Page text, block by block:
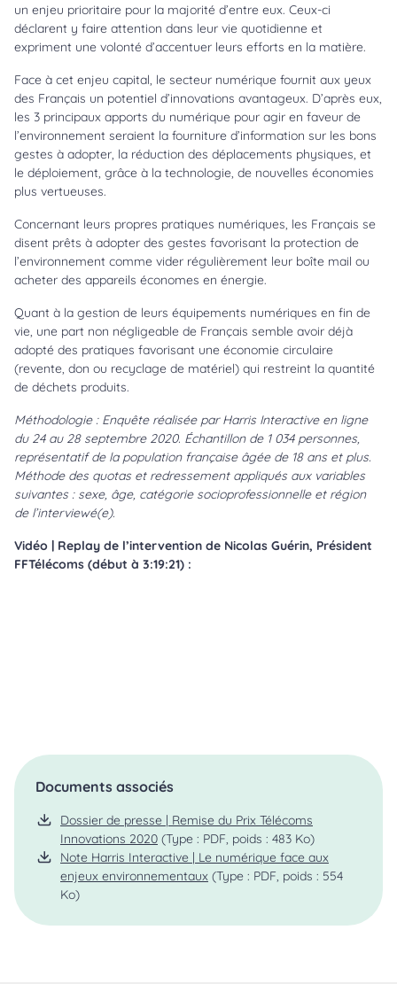
un enjeu prioritaire pour la majorité d’entre eux. Ceux-ci
déclarent y faire attention dans leur vie quotidienne et
expriment une volonté d’accentuer leurs efforts en la matière.
Face à cet enjeu capital, le secteur numérique fournit aux yeux
des Français un potentiel d’innovations avantageux. D’après eux,
les 3 principaux apports du numérique pour agir en faveur de
l’environnement seraient la fourniture d’information sur les bons
gestes à adopter, la réduction des déplacements physiques, et
le déploiement, grâce à la technologie, de nouvelles économies
plus vertueuses.
Concernant leurs propres pratiques numériques, les Français se
disent prêts à adopter des gestes favorisant la protection de
l’environnement comme vider régulièrement leur boîte mail ou
acheter des appareils économes en énergie.
Quant à la gestion de leurs équipements numériques en fin de
vie, une part non négligeable de Français semble avoir déjà
adopté des pratiques favorisant une économie circulaire
(revente, don ou recyclage de matériel) qui restreint la quantité
de déchets produits.
Méthodologie : Enquête réalisée par Harris Interactive en ligne
du 24 au 28 septembre 2020. Échantillon de 1 034 personnes,
représentatif de la population française âgée de 18 ans et plus.
Méthode des quotas et redressement appliqués aux variables
suivantes : sexe, âge, catégorie socioprofessionnelle et région
de l’interviewé(e).
Vidéo | Replay de l’intervention de Nicolas Guérin, Président
FFTélécoms (début à 3:19:21) :
Documents associés
Dossier de presse | Remise du Prix Télécoms
Innovations 2020 (Type : PDF, poids : 483 Ko)
Note Harris Interactive | Le numérique face aux
enjeux environnementaux (Type : PDF, poids : 554
Ko)